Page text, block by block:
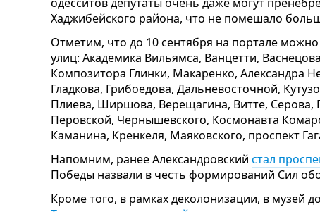
Хаджибейского района, что не помешало
Отметим, что до 10 сентября на портале
улиц: Академика Вильямса, Ванцетти,
Композитора Глинки, Макаренко, Александра
Гладкова, Грибоедова, Дальневосточной,
Плиева, Ширшова, Верещагина, Витте, Серова,
Перовской, Чернышевского, Космонавта
Каманина, Кренкеля, Маяковского, проспект
Напомним, ранее Александровский стал
Победы назвали в честь формирований Сил
Кроме того, в рамках деколонизации, в музей